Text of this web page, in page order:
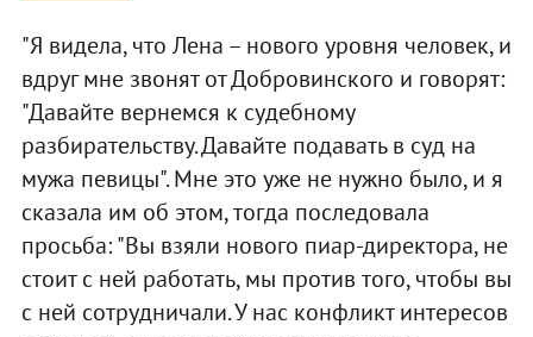
"Я видела, что Лена – нового уровня человек, и
вдруг мне звонят от Добровинского и говорят:
"Давайте вернемся к судебному
разбирательству. Давайте подавать в суд на
мужа певицы". Мне это уже не нужно было, и я
сказала им об этом, тогда последовала
просьба: "Вы взяли нового пиар-директора, не
стоит с ней работать, мы против того, чтобы вы
с ней сотрудничали. У нас конфликт интересов